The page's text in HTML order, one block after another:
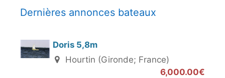
Dernières annonces bateaux
Doris 5,8m
Hourtin (Gironde; France)
6,000.00€